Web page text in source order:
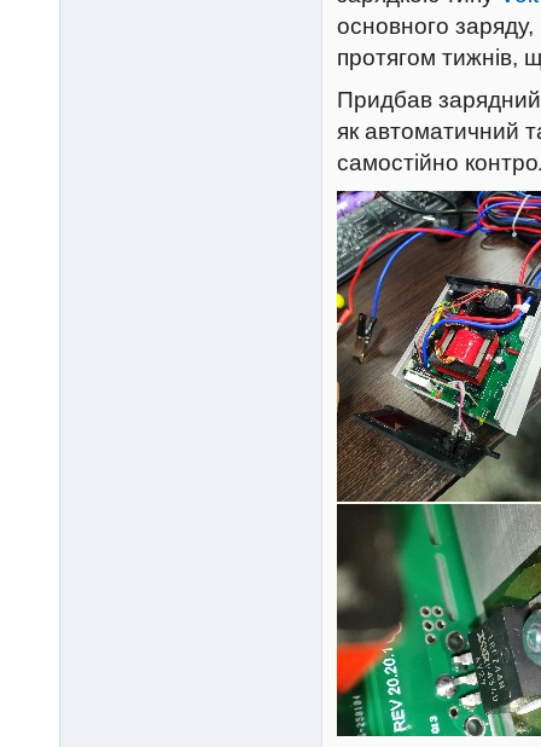
основного
протягом тижнів,
Придбав зарядний
як автоматичний
самостійно